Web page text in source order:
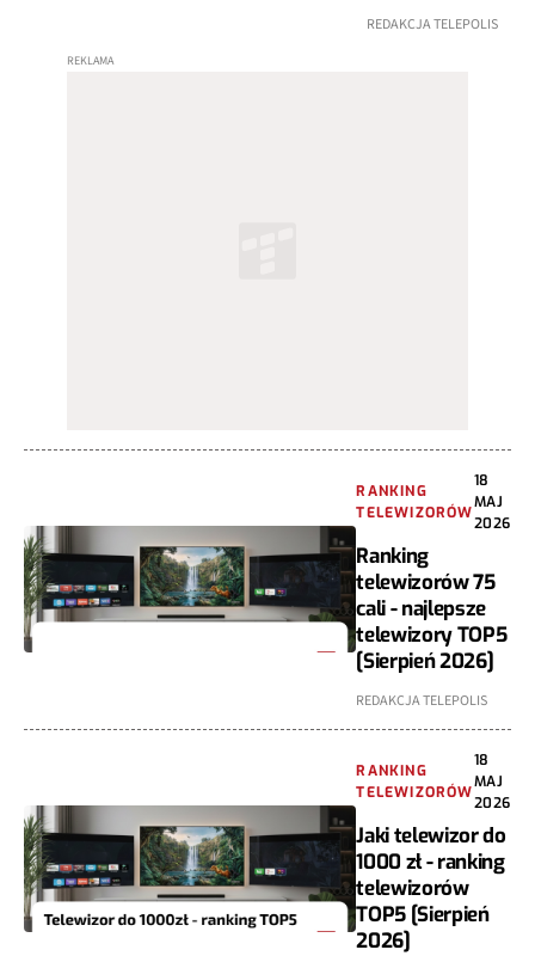
REDAKCJA TELEPOLIS
RANKING
TELEWIZORÓW
18
MAJ
2026
Ranking
telewizorów 75
cali - najlepsze
telewizory TOP5
[Sierpień 2026]
REDAKCJA TELEPOLIS
RANKING
TELEWIZORÓW
18
MAJ
2026
Jaki telewizor do
1000 zł - ranking
telewizorów
TOP5 [Sierpień
2026]